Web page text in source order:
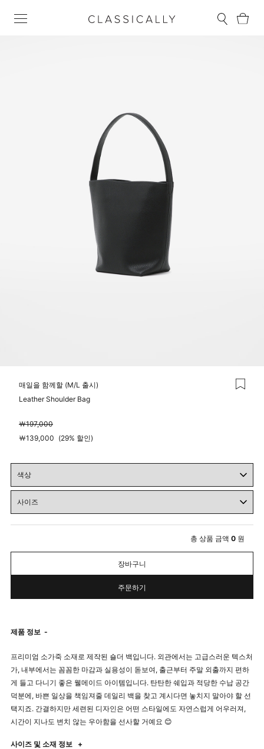
매일을 함께할 (M/L 출시)
Leather Shoulder Bag
￦197,000
￦139,000 (29% 할인)
총 상품 금액 0 원
장바구니
주문하기
제품 정보 -
프리미엄 소가죽 소재로 제작된 숄더 백입니다. 외관에서는 고급스러운 텍스처
가, 내부에서는 꼼꼼한 마감과 실용성이 돋보여, 출근부터 주말 외출까지 편하
게 들고 다니기 좋은 웰메이드 아이템입니다. 탄탄한 쉐입과 적당한 수납 공간
덕분에, 바쁜 일상을 책임져줄 데일리 백을 찾고 계시다면 놓치지 말아야 할 선
택지죠. 간결하지만 세련된 디자인은 어떤 스타일에도 자연스럽게 어우러져,
시간이 지나도 변치 않는 우아함을 선사할 거예요 😊
사이즈 및 소재 정보 +